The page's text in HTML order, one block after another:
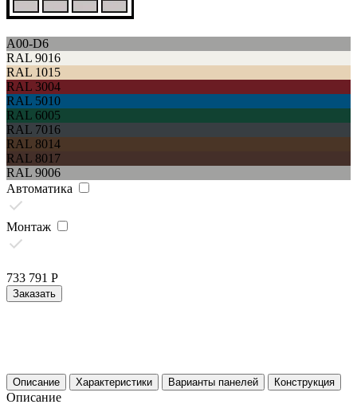
A00-D6
RAL 9016
RAL 1015
RAL 3004
RAL 5010
RAL 6005
RAL 7016
RAL 8014
RAL 8017
RAL 9006
Автоматика
Монтаж
733 791 Р
Заказать
Описание Характеристики Варианты панелей Конструкция
Описание